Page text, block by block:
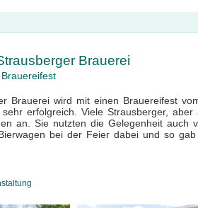
Brauerei
Brauerei wird mit einen Brauereifest
erfolgreich. Viele Strausberger,
an. Sie nutzten die Gelegenheit auch
bei der Feier dabei und so